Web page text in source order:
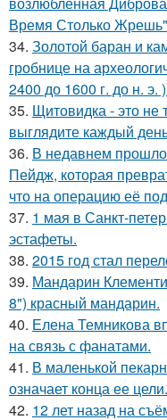
Время Столько
34. Золотой баран и
гробнице на
2400 до 1600 г. до н. э.
35. Щитовидка - это не
выглядите каждый
36. В недавнем
Пейдж, которая
что на операцию её
37. 1 мая в Санкт-
эстафеты.
38. 2015 год стал
39. Мандарин
8") красный мандарин.
40. Елена Темникова
на связь с фанатами.
41. В маленькой
означает конца ее цели.
42. 12 лет назад на